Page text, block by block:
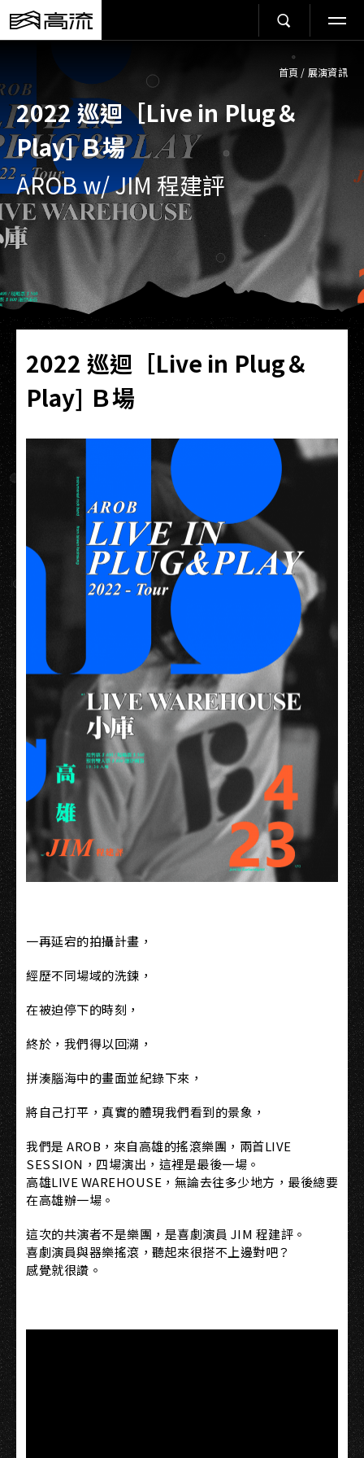
首頁 / 展演資訊
2022 巡迴［Live in Plug＆
Play] Ｂ場
AROB w/ JIM 程建評
2022 巡迴［Live in Plug＆
Play] Ｂ場
一再延宕的拍攝計畫，
經歷不同場域的洗鍊，
在被迫停下的時刻，
終於，我們得以回溯，
拼湊腦海中的畫面並紀錄下來，
將自己打平，真實的體現我們看到的景象，
我們是 AROB，來自高雄的搖滾樂團，兩首LIVE
SESSION，四場演出，這裡是最後一場。
高雄LIVE WAREHOUSE，無論去往多少地方，最後總要
在高雄辦一場。
這次的共演者不是樂團，是喜劇演員 JIM 程建評。
喜劇演員與器樂搖滾，聽起來很搭不上邊對吧？
感覺就很讚。